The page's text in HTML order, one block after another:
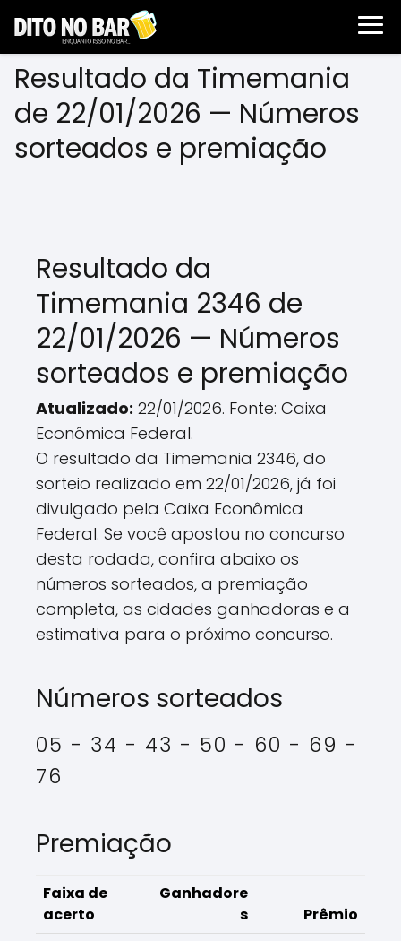
Resultado da Timemania
de 22/01/2026 — Números
sorteados e premiação
Resultado da
Timemania 2346 de
22/01/2026 — Números
sorteados e premiação
Atualizado: 22/01/2026. Fonte: Caixa
Econômica Federal.
O resultado da Timemania 2346, do
sorteio realizado em 22/01/2026, já foi
divulgado pela Caixa Econômica
Federal. Se você apostou no concurso
desta rodada, confira abaixo os
números sorteados, a premiação
completa, as cidades ganhadoras e a
estimativa para o próximo concurso.
Números sorteados
05 - 34 - 43 - 50 - 60 - 69 -
76
Premiação
Faixa de
acerto
Ganhadore
s
Prêmio